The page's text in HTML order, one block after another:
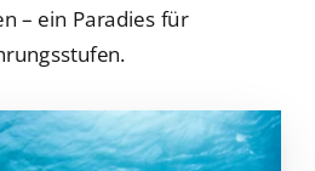
– ein Paradies für